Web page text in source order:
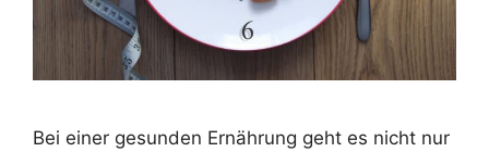
Bei einer gesunden Ernährung geht es nicht nur